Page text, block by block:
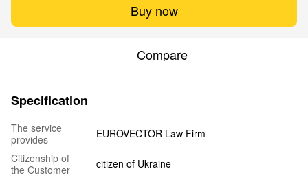
Buy now
Compare
Specification
The service
provides
EUROVECTOR Law Firm
Citizenship of
the Customer
citizen of Ukraine